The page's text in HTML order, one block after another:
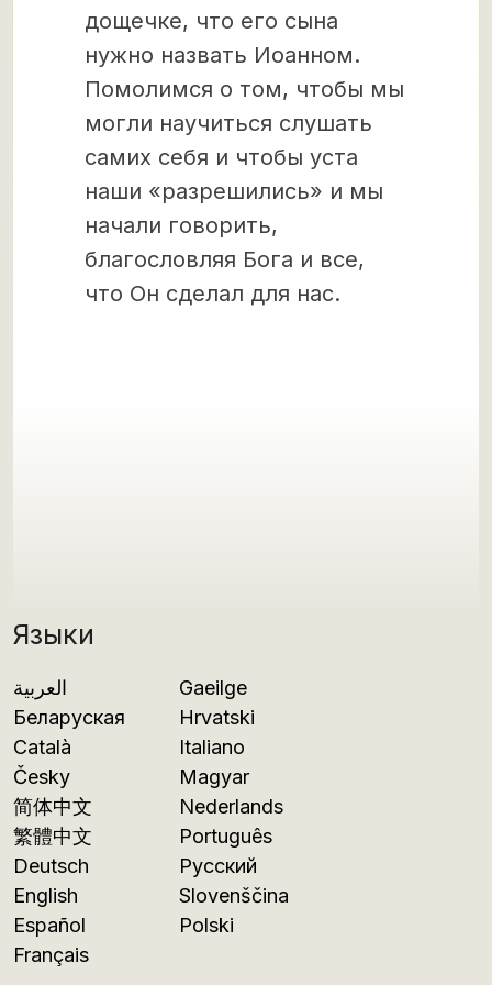
Языки
العربية
Беларуская
Català
Česky
简体中文
繁體中文
Deutsch
English
Español
Français
Gaeilge
Hrvatski
Italiano
Magyar
Nederlands
Português
Русский
Slovenščina
Polski
дощечке, что его сына
нужно назвать Иоанном.
Помолимся о том, чтобы мы
могли научиться слушать
самих себя и чтобы уста
наши «разрешились» и мы
начали говорить,
благословляя Бога и все,
что Он сделал для нас.